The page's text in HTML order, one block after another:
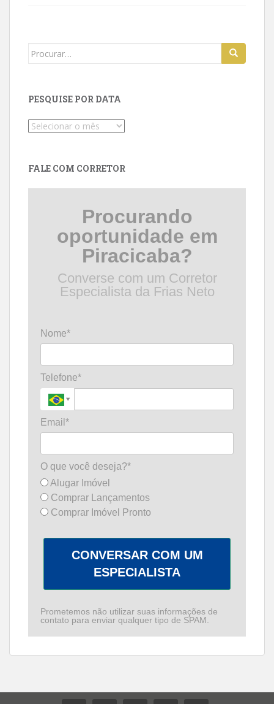
Search
PESQUISE POR DATA
Pesquise
FALE COM CORRETOR
Procurando
oportunidade em
Piracicaba?
Converse com um Corretor
Especialista da Frias Neto
Nome*
Telefone*
Email*
O que você deseja?*
Alugar Imóvel
Comprar Lançamentos
Comprar Imóvel Pronto
CONVERSAR COM UM
ESPECIALISTA
Prometemos não utilizar suas informações de
contato para enviar qualquer tipo de SPAM.